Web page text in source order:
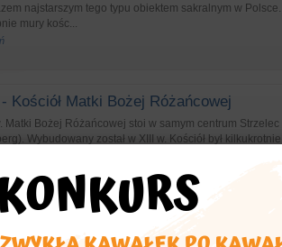
najstarszym tego typu obiektem sakralnym w Polsce.
mury kośc...
- Kościół Matki Bożej Różańcowej
Matki Bożej Różańcowej stoi w samym centrum Strzelec
Wybudowany został w XIII w. Kościół był kilkukrotnie
MB Łaskawej